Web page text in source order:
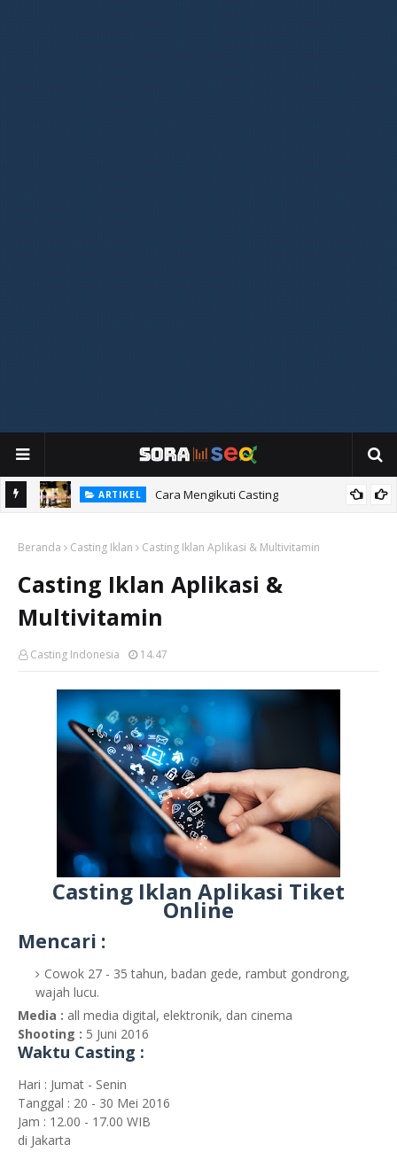
ARTIKEL Cara Mengikuti Casting
Beranda Casting Iklan Casting Iklan Aplikasi & Multivitamin
Casting Iklan Aplikasi &
Multivitamin
Casting Indonesia 14.47
Casting Iklan Aplikasi Tiket
Online
Mencari :
Cowok 27 - 35 tahun, badan gede, rambut gondrong,
wajah lucu.
Media : all media digital, elektronik, dan cinema
Shooting : 5 Juni 2016
Waktu Casting :
Hari : Jumat - Senin
Tanggal : 20 - 30 Mei 2016
Jam : 12.00 - 17.00 WIB
di Jakarta